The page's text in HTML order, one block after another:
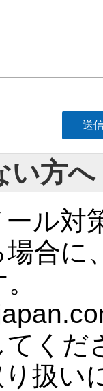
い方へ
ル対
合に
くだ
扱い